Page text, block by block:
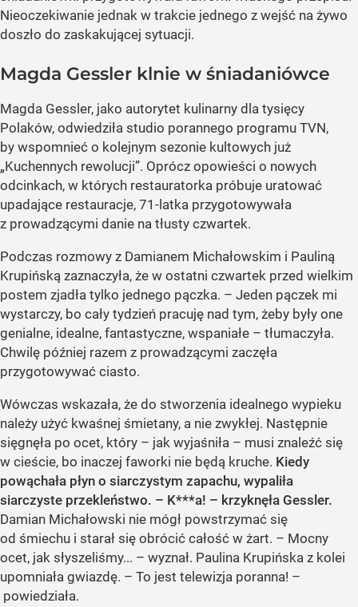
Nieoczekiwanie jednak w trakcie jednego z wejść na żywo
doszło do zaskakującej sytuacji.
Magda Gessler klnie w śniadaniówce
Magda Gessler, jako autorytet kulinarny dla tysięcy
Polaków, odwiedziła studio porannego programu TVN,
by wspomnieć o kolejnym sezonie kultowych już
„Kuchennych rewolucji”. Oprócz opowieści o nowych
odcinkach, w których restauratorka próbuje uratować
upadające restauracje, 71-latka przygotowywała
z prowadzącymi danie na tłusty czwartek.
Podczas rozmowy z Damianem Michałowskim i Pauliną
Krupińską zaznaczyła, że w ostatni czwartek przed wielkim
postem zjadła tylko jednego pączka. – Jeden pączek mi
wystarczy, bo cały tydzień pracuję nad tym, żeby były one
genialne, idealne, fantastyczne, wspaniałe – tłumaczyła.
Chwilę później razem z prowadzącymi zaczęła
przygotowywać ciasto.
Wówczas wskazała, że do stworzenia idealnego wypieku
należy użyć kwaśnej śmietany, a nie zwykłej. Następnie
sięgnęła po ocet, który – jak wyjaśniła – musi znaleźć się
w cieście, bo inaczej faworki nie będą kruche. Kiedy
powąchała płyn o siarczystym zapachu, wypaliła
siarczyste przekleństwo. – K***a! – krzyknęła Gessler.
Damian Michałowski nie mógł powstrzymać się
od śmiechu i starał się obrócić całość w żart. – Mocny
ocet, jak słyszeliśmy... – wyznał. Paulina Krupińska z kolei
upomniała gwiazdę. – To jest telewizja poranna! –
powiedziała.